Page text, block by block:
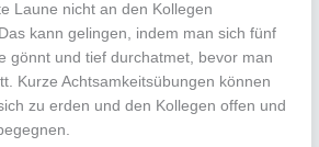
Laune nicht an den Kollegen
kann gelingen, indem man sich fünf
gönnt und tief durchatmet, bevor man
Kurze Achtsamkeitsübungen können
zu erden und den Kollegen offen und